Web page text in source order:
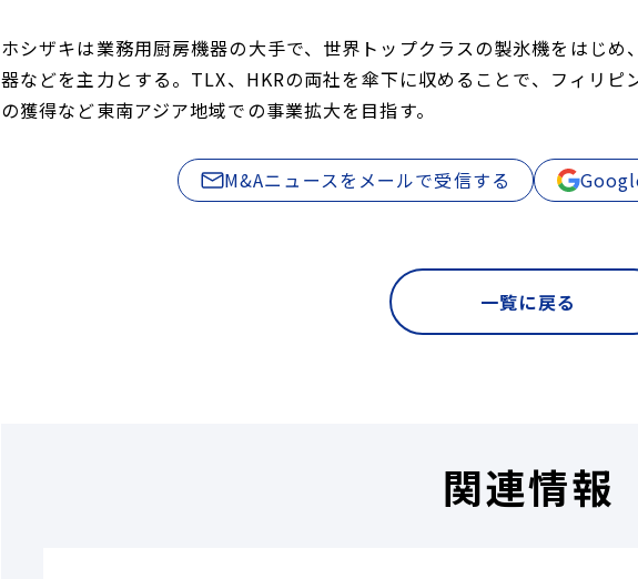
ホシザキは業務用厨房機器の大手で、世界トップクラスの製氷機をはじ
器などを主力とする。TLX、HKRの両社を傘下に収めることで、フィリ
の獲得など東南アジア地域での事業拡大を目指す。
M&Aニュースをメールで受信する
一覧に戻る
関連情報